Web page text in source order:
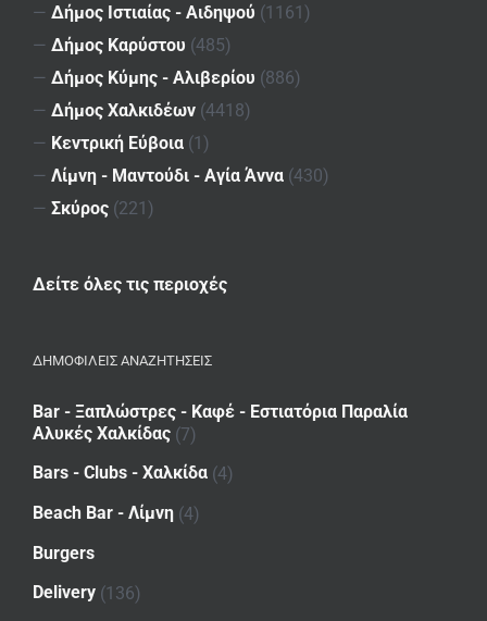
— Δήμος Ιστιαίας - Αιδηψού (1161)
— Δήμος Καρύστου (485)
— Δήμος Κύμης - Αλιβερίου (886)
— Δήμος Χαλκιδέων (4418)
— Κεντρική Εύβοια (1)
— Λίμνη - Μαντούδι - Αγία Άννα (430)
— Σκύρος (221)
Δείτε όλες τις περιοχές
ΔΗΜΟΦΙΛΕΙΣ ΑΝΑΖΗΤΗΣΕΙΣ
Bar - Ξαπλώστρες - Καφέ - Εστιατόρια Παραλία
Αλυκές Χαλκίδας (7)
Bars - Clubs - Χαλκίδα (4)
Beach Bar - Λίμνη (4)
Burgers
Delivery (136)